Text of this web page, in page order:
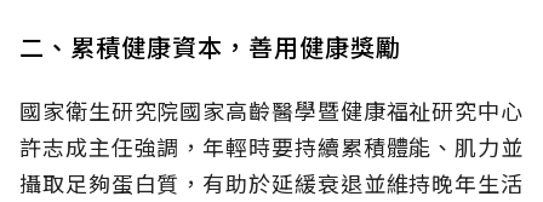
二、累積健康資本，善用健康獎勵
國家衛生研究院國家高齡醫學暨健康福祉研究中心
許志成主任強調，年輕時要持續累積體能、肌力並
攝取足夠蛋白質，有助於延緩衰退並維持晚年生活